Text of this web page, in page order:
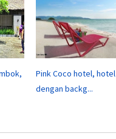
Pink Coco hotel, hotel
dengan backg...